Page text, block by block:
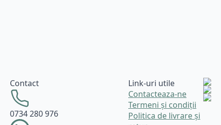
Contact
0734 280 976
Link-uri utile
Contacteaza-ne
Termeni și condiții
Politica de livrare și